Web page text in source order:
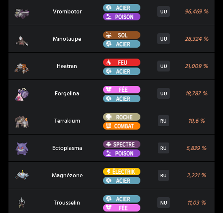
Vrombotor
Acier
Poison
UU 96,469%
Minotaupe
Sol
Acier
UU 28,324%
Heatran
Feu
Acier
UU 21,009%
Forgelina
Fée
Acier
UU 18,787%
Terrakium
Roche
Combat
RU 10,6%
Ectoplasma
Spectre
Poison
RU 5,839%
Magnézone
Électrik
Acier
RU 2,221%
Trousselin
Acier
Fée
NU 11,03%